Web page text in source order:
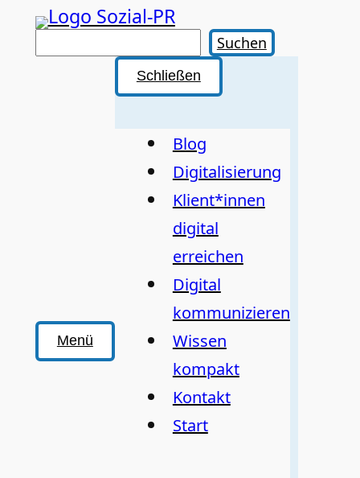
Inhalt
Suchen
Menü
Schließen
Blog
Digitalisierung
Klient*innen
digital
erreichen
Digital
kommunizieren
Wissen
kompakt
Kontakt
Start